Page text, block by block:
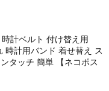
計ベルト 付け替え用
時計用バンド 着せ替え ス
タッチ 簡単 【ネコポス